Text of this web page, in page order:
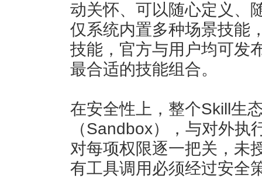
动关怀、可以随心定义、
仅系统内置多种场景技能
技能，官方与用户均可发
最合适的技能组合。
在安全性上，整个Skill生
（Sandbox），与对外
对每项权限逐一把关，未
有工具调用必须经过安全